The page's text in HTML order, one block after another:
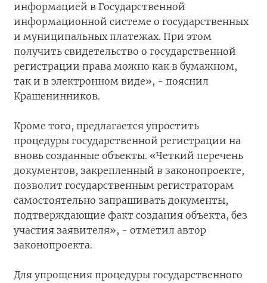
информацией в Государственной
информационной системе о государственных
и муниципальных платежах. При этом
получить свидетельство о государственной
регистрации права можно как в бумажном,
так и в электронном виде», - пояснил
Крашенинников.
Кроме того, предлагается упростить
процедуры государственной регистрации на
вновь созданные объекты. «Четкий перечень
документов, закрепленный в законопроекте,
позволит государственным регистраторам
самостоятельно запрашивать документы,
подтверждающие факт создания объекта, без
участия заявителя», - отметил автор
законопроекта.
Для упрощения процедуры государственного